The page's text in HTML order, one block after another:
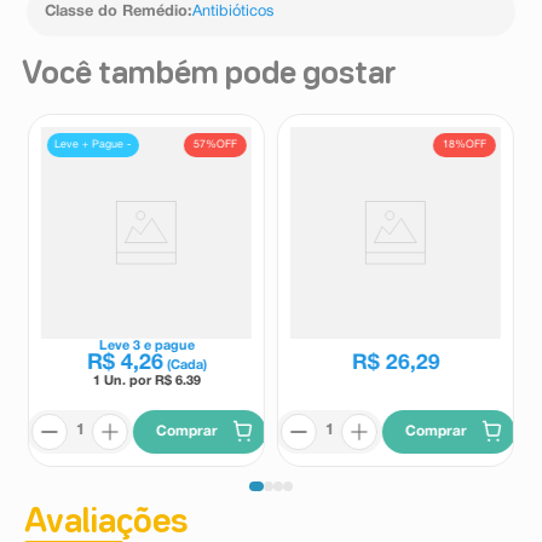
Classe do Remédio:Antibióticos
Você também pode gostar
57%OFF
Leve + Pague -
Leve 3e pague
R$ 4,26 (Cada)
1 Un. por R$ 6.39
Comprar
18%OFF
R$ 26,29
Comprar
Avaliações